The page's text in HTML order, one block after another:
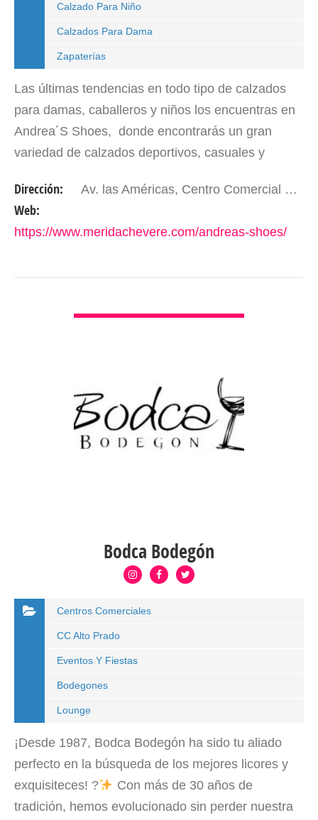
Calzado Para Niño
Calzados Para Dama
Zapaterías
Las últimas tendencias en todo tipo de calzados
para damas, caballeros y niños los encuentras en
Andrea´S Shoes, donde encontrarás un gran
variedad de calzados deportivos, casuales y
deportiva. En…
Dirección: Av. las Américas, Centro Comercial Rodeo Plaza Nivel 4 Local Nº 4-02. Mérida- Edo, Mérida. Venezuela
Web:
https://www.meridachevere.com/andreas-shoes/
Bodca Bodegón
Centros Comerciales
CC Alto Prado
Eventos Y Fiestas
Bodegones
Lounge
¡Desde 1987, Bodca Bodegón ha sido tu aliado
perfecto en la búsqueda de los mejores licores y
exquisiteces! ?
Con más de 30 años de
tradición, hemos evolucionado sin perder nuestra